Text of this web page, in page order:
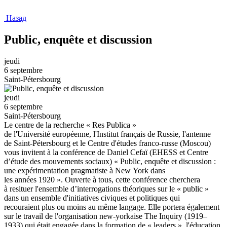
Назад
Public, enquête et discussion
jeudi
6 septembre
Saint-Pétersbourg
jeudi
6 septembre
Saint-Pétersbourg
Le centre de la recherche « Res Publica »
de l'Université européenne, l'Institut français de Russie, l'antenne
de Saint-Pétersbourg et le Centre d'études franco-russe (Moscou)
vous invitent à la conférence de Daniel Cefaï (EHESS et Centre
d’étude des mouvements sociaux) « Public, enquête et discussion :
une expérimentation pragmatiste à New York dans
les années 1920 ». Ouverte à tous, cette conférence cherchera
à resituer l'ensemble d’interrogations théoriques sur le « public »
dans un ensemble d'initiatives civiques et politiques qui
recouraient plus ou moins au même langage. Elle portera également
sur le travail de l'organisation new-yorkaise The Inquiry (1919–
1933) qui était engagée dans la formation de « leaders », l'éducation